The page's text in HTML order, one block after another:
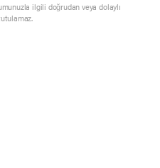
ilgili doğrudan veya dolaylı